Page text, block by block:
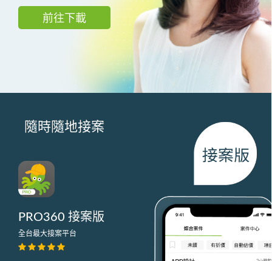
前往下載
隨時隨地接案
PRO360 接案版
全台最大接案平台